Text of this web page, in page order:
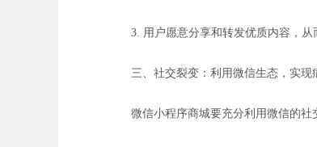
3. 用户愿意分享和转发优质内容，从
三、社交裂变：利用微信生态，实现
微信小程序商城要充分利用微信的社